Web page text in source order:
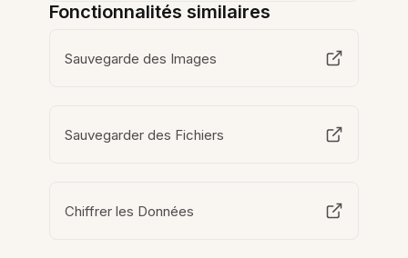
Fonctionnalités similaires
Sauvegarde des Images
Sauvegarder des Fichiers
Chiffrer les Données